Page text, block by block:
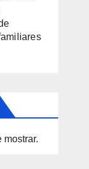
mostrar.